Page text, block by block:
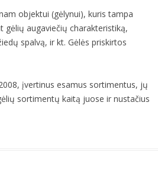
objektui (gėlynui), kuris tampa
gėlių augaviečių charakteristiką,
spalvą, ir kt. Gėlės priskirtos
įvertinus esamus sortimentus, jų
sortimentų kaitą juose ir nustačius